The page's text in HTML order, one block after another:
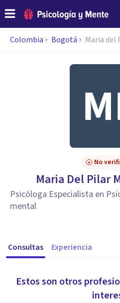
Colombia Bogotá Maria del
No
Maria Del Pilar
Psicóloga Especialista en
mental
Consultas Experiencia
Estos son otros